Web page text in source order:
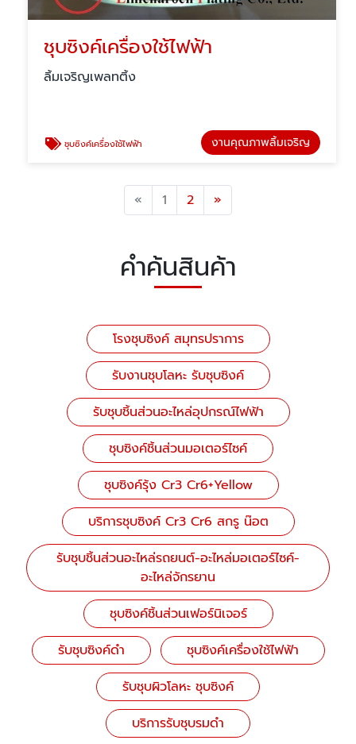
ชุบซิงค์เครื่องใช้ไฟฟ้า
ลิ้มเจริญเพลทติ้ง
ชุบซิงค์เครื่องใช้ไฟฟ้า งานคุณภาพลิ้มเจริญ
« Previous
1 2 »
คำค้นสินค้า
โรงชุบซิงค์ สมุทรปราการ
รับงานชุบโลหะ รับชุบซิงค์
รับชุบชิ้นส่วนอะไหล่อุปกรณ์ไฟฟ้า
ชุบซิงค์ชิ้นส่วนมอเตอร์ไซค์
ชุบซิงค์รุ้ง Cr3 Cr6+Yellow
บริการชุบซิงค์ Cr3 Cr6 สกรู น๊อต
รับชุบชิ้นส่วนอะไหล่รถยนต์-อะไหล่มอเตอร์ไซค์-
อะไหล่จักรยาน
ชุบซิงค์ชิ้นส่วนเฟอร์นิเจอร์
รับชุบซิงค์ดำ
ชุบซิงค์เครื่องใช้ไฟฟ้า
รับชุบผิวโลหะ ชุบซิงค์
บริการรับชุบรมดำ